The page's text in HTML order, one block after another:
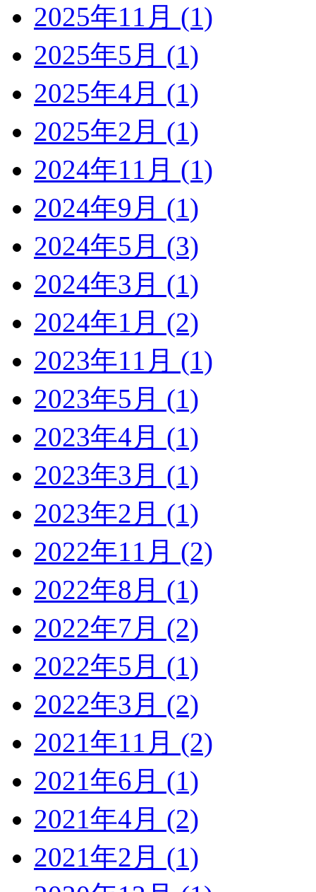
2025年11月 (1)
2025年5月 (1)
2025年4月 (1)
2025年2月 (1)
2024年11月 (1)
2024年9月 (1)
2024年5月 (3)
2024年3月 (1)
2024年1月 (2)
2023年11月 (1)
2023年5月 (1)
2023年4月 (1)
2023年3月 (1)
2023年2月 (1)
2022年11月 (2)
2022年8月 (1)
2022年7月 (2)
2022年5月 (1)
2022年3月 (2)
2021年11月 (2)
2021年6月 (1)
2021年4月 (2)
2021年2月 (1)